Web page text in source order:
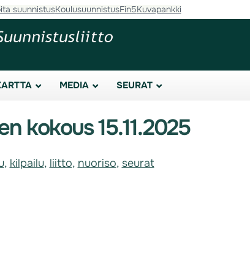
suunnistusKoulusuunnistusFin5Kuvapankki
MEDIA SEURAT
kokous 15.11.2025
, kilpailu, liitto, nuoriso, seurat